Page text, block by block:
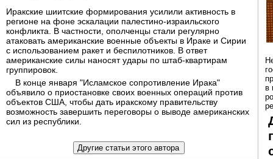
Иракские шиитские формирования усилили активность в
регионе на фоне эскалации палестино-израильского
конфликта. В частности, ополченцы стали регулярно
атаковать американские военные объекты в Ираке и Сирии
с использованием ракет и беспилотников. В ответ
американские силы наносят удары по штаб-квартирам
группировок.
В конце января "Исламское сопротивление Ирака"
объявило о приостановке своих военных операций против
объектов США, чтобы дать иракскому правительству
возможность завершить переговоры о выводе американских
сил из республики.
в